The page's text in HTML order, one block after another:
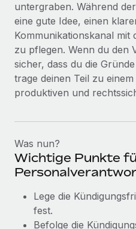
untergraben. Während
eine gute Idee, einen
Kommunikationskanal
zu pflegen. Wenn du den
sicher, dass du die
trage deinen Teil zu
produktiven und
Was nun?
Wichtige Punkte
Lege die
fest.
Befolge die